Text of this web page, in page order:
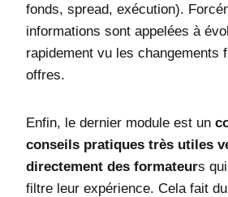
fonds, spread, exécution).
informations sont appelées à
rapidement vu les changements
offres.
Enfin, le dernier module est un
conseils pratiques très utiles
directement des formateurs
filtre leur expérience. Cela fait